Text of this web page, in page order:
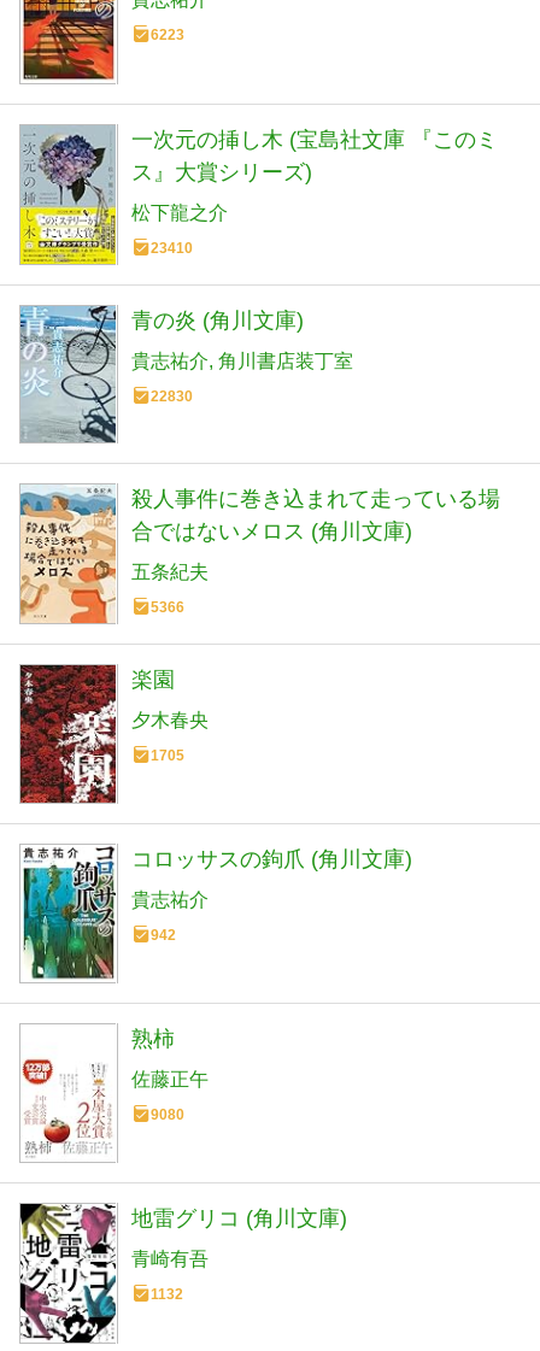
6223
一次元の挿し木 (宝島社文庫 『このミ
ス』大賞シリーズ)
松下龍之介
23410
青の炎 (角川文庫)
貴志祐介 角川書店装丁室
22830
殺人事件に巻き込まれて走っている場
合ではないメロス (角川文庫)
五条紀夫
5366
楽園
夕木春央
1705
コロッサスの鉤爪 (角川文庫)
貴志祐介
942
熟柿
佐藤正午
9080
地雷グリコ (角川文庫)
青崎有吾
1132